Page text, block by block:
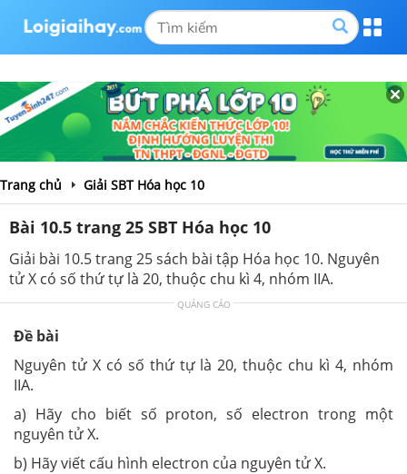
Trang chủ Giải SBT Hóa học 10
Bài 10.5 trang 25 SBT Hóa học 10
Giải bài 10.5 trang 25 sách bài tập Hóa học 10. Nguyên
tử X có số thứ tự là 20, thuộc chu kì 4, nhóm IIA.
QUẢNG CÁO
Đề bài
Nguyên tử X có số thứ tự là 20, thuộc chu kì 4, nhóm
IIA.
a) Hãy cho biết số proton, số electron trong một
nguyên tử X.
b) Hãy viết cấu hình electron của nguyên tử X.